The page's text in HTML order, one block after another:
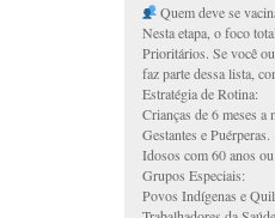
Quem deve se
Nesta etapa, o foco
Prioritários. Se você
faz parte dessa lista,
Estratégia de Rotina:
Crianças de 6 meses a
Gestantes e Puérperas.
Idosos com 60 anos
Grupos Especiais:
Povos Indígenas e